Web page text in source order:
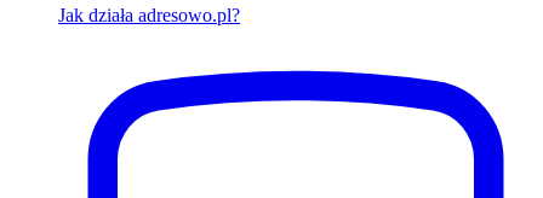
Jak działa adresowo.pl?